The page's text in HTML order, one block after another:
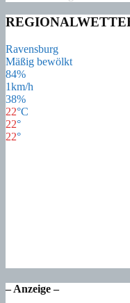
Ravensburg
Mäßig bewölkt
84%
1km/h
38%
22°C
22°
22°
– Anzeige –